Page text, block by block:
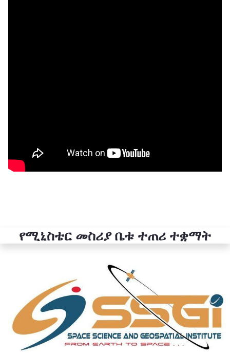
የሚኒስቴር መስሪያ ቤቱ ተጠሪ ተቋማት